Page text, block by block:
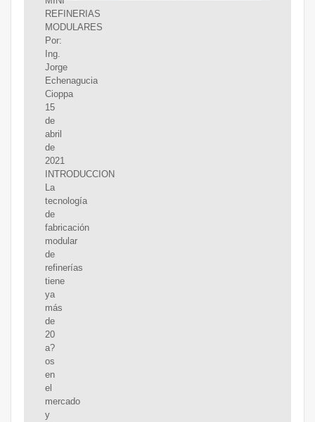
REFINERIAS
MODULARES
Por:
Ing.
Jorge
Echenagucia
Cioppa
15
de
abril
de
2021
INTRODUCCION
La
tecnología
de
fabricación
modular
de
refinerías
tiene
ya
más
de
20
a?
os
en
el
mercado
y